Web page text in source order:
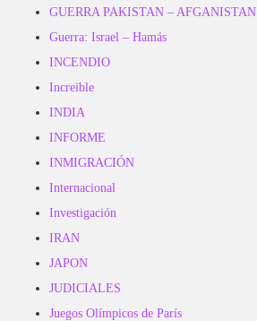
GUERRA PAKISTAN – AFGANISTAN
Guerra: Israel – Hamás
INCENDIO
Increible
INDIA
INFORME
INMIGRACIÓN
Internacional
Investigación
IRAN
JAPON
JUDICIALES
Juegos Olímpicos de París